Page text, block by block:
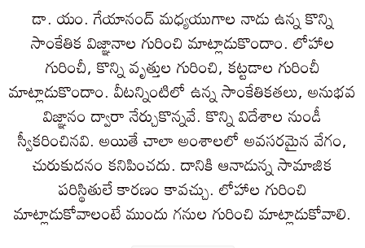
డా. యం. గేయానంద్ మధ్యయుగాల నాడు ఉన్న కొన్ని
సాంకేతిక విజ్ఞానాల గురించి మాట్లాడుకొందాం. లోహాల
గురించీ, కొన్ని వృత్తుల గురించి, కట్టడాల గురించీ
మాట్లాడుకొందాం. వీటన్నింటిలో ఉన్న సాంకేతికతలు, అనుభవ
విజ్ఞానం ద్వారా నేర్చుకొన్నవే. కొన్ని విదేశాల నుండీ
స్వీకరించినవి. అయితే చాలా అంశాలలో అవసరమైన వేగం,
చురుకుదనం కనిపించదు. దానికి ఆనాడున్న సామాజిక
పరిస్థితులే కారణం కావచ్చు. లోహాల గురించి
మాట్లాడుకోవాలంటే ముందు గనుల గురించి మాట్లాడుకోవాలి.